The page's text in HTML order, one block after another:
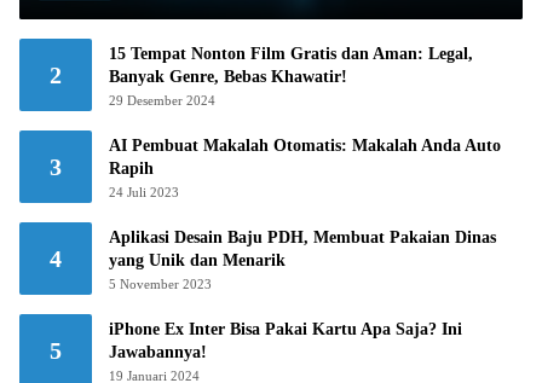
2
15 Tempat Nonton Film Gratis dan Aman: Legal,
Banyak Genre, Bebas Khawatir!
29 Desember 2024
3
AI Pembuat Makalah Otomatis: Makalah Anda Auto
Rapih
24 Juli 2023
4
Aplikasi Desain Baju PDH, Membuat Pakaian Dinas
yang Unik dan Menarik
5 November 2023
5
iPhone Ex Inter Bisa Pakai Kartu Apa Saja? Ini
Jawabannya!
19 Januari 2024